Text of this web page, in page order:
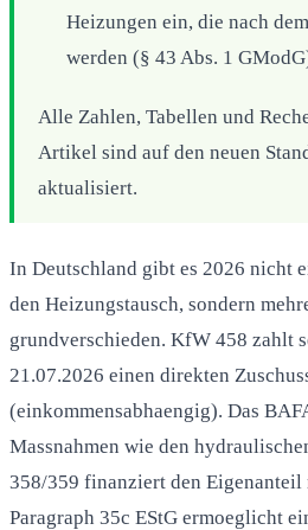
Heizungen ein, die nach
werden (§ 43 Abs. 1
Alle Zahlen, Tabellen und
Artikel sind auf den neuen
aktualisiert.
In Deutschland gibt es 2026 nicht
den Heizungstausch, sondern
grundverschieden. KfW 458 zahlt
21.07.2026 einen direkten
(einkommensabhaengig). Das
Massnahmen wie den
358/359 finanziert den Eigenanteil
Paragraph 35c EStG ermoeglicht